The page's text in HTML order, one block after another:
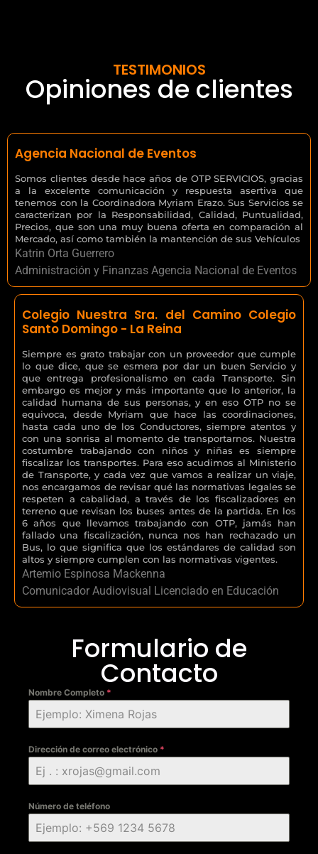
TESTIMONIOS
Opiniones de clientes
Agencia Nacional de Eventos
Somos clientes desde hace años de OTP SERVICIOS, gracias
a la excelente comunicación y respuesta asertiva que
tenemos con la Coordinadora Myriam Erazo. Sus Servicios se
caracterizan por la Responsabilidad, Calidad, Puntualidad,
Precios, que son una muy buena oferta en comparación al
Mercado, así como también la mantención de sus Vehículos
Katrin Orta Guerrero
Administración y Finanzas Agencia Nacional de Eventos
Colegio Nuestra Sra. del Camino Colegio
Santo Domingo - La Reina
Siempre es grato trabajar con un proveedor que cumple
lo que dice, que se esmera por dar un buen Servicio y
que entrega profesionalismo en cada Transporte. Sin
embargo es mejor y más importante que lo anterior, la
calidad humana de sus personas, y en eso OTP no se
equivoca, desde Myriam que hace las coordinaciones,
hasta cada uno de los Conductores, siempre atentos y
con una sonrisa al momento de transportarnos. Nuestra
costumbre trabajando con niños y niñas es siempre
fiscalizar los transportes. Para eso acudimos al Ministerio
de Transporte, y cada vez que vamos a realizar un viaje,
nos encargamos de revisar qué las normativas legales se
respeten a cabalidad, a través de los fiscalizadores en
terreno que revisan los buses antes de la partida. En los
6 años que llevamos trabajando con OTP, jamás han
fallado una fiscalización, nunca nos han rechazado un
Bus, lo que significa que los estándares de calidad son
altos y siempre cumplen con las normativas vigentes.
Artemio Espinosa Mackenna
Comunicador Audiovisual Licenciado en Educación
Formulario de
Contacto
Nombre Completo *
Dirección de correo electrónico *
Número de teléfono